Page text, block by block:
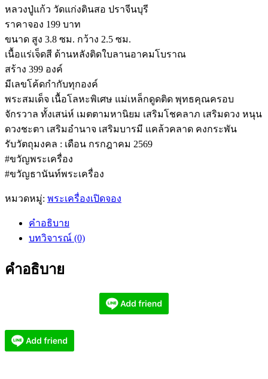
หลวงปู่แก้ว วัดแก่งดินสอ ปราจีนบุรี
ราคาจอง 199 บาท
ขนาด สูง 3.8 ซม. กว้าง 2.5 ซม.
เนื้อแร่เจ็ดสี ด้านหลังติดใบลานอาคมโบราณ
สร้าง 399 องค์
มีเลขโค้ดกำกับทุกองค์
พระสมเด็จ เนื้อโลหะพิเศษ แม่เหล็กดูดติด พุทธคุณครอบ
จักรวาล ทั้งเสน่ห์ เมตตามหานิยม เสริมโชคลาภ เสริมดวง หนุน
ดวงชะตา เสริมอำนาจ เสริมบารมี แคล้วคลาด คงกระพัน
รับวัตถุมงคล : เดือน กรกฎาคม 2569
#ขวัญพระเครื่อง
#ขวัญธานันท์พระเครื่อง
หมวดหมู่: พระเครื่องเปิดจอง
คำอธิบาย
บทวิจารณ์ (0)
คำอธิบาย